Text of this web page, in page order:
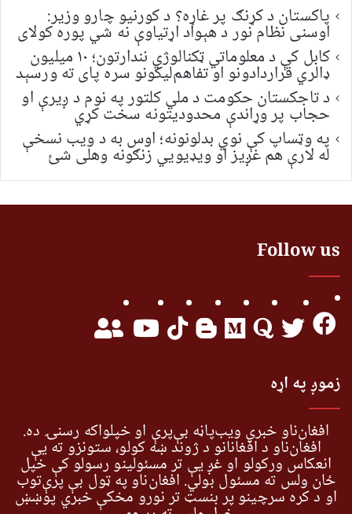
پاکستان د کړنګ پر غاړه؟ د کورنیو چارو وزیر:
اوسنی نظام نور د هېواد اړتیاوې نه شي پوره کولای
کابل کې د معلوماتي ټکنالوژي نندارتون؛ ۱۰ میلیون
ډالري قراردادونو او تفاهم‌لیکونو سره پای ته ورسېد
د تاجکستان حکومت د ملي کلتور په نوم د ږیرې او
حجاب پر وړاندې محدودیتونه سخت کړي
په وټساپ کې نوي بدلونونه؛ اوس به د ویب نسخې
له لارې هم غږیز او ویډیويي زنګونه وهلی شئ
Follow us
زموږ په اړه
افغان‌ناو خبري ویب‌پاڼه بې‌پرې او خپلواکه رسنۍ ده.
افغان‌ناو د افغانانو د ژوند ښه کولو، ستونزو ته یې
انعکاس ورکولو او غږ یې تر مسئولینو رسولو کې خپل
ځان ولس ته مسئول بولي. افغان‌ناو په ټول بې پرې‌توب
او د کره سرچینو پر بنسټ تر نورو مخکې خبري پوښښ